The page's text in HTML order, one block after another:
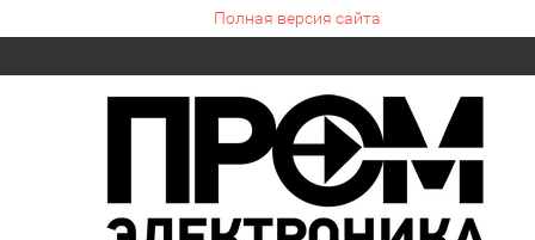
Полная версия сайта